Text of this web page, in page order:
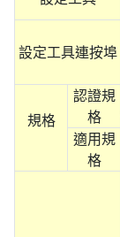
設定工具連按埠
規格
認證規
格
適用規
格